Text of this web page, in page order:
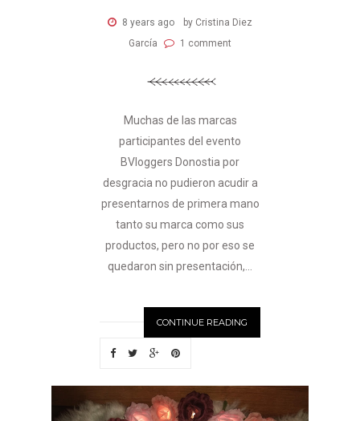
8 years ago
by Cristina Diez
García
1 comment
Muchas de las marcas
participantes del evento
BVloggers Donostia por
desgracia no pudieron acudir a
presentarnos de primera mano
tanto su marca como sus
productos, pero no por eso se
quedaron sin presentación,...
CONTINUE READING